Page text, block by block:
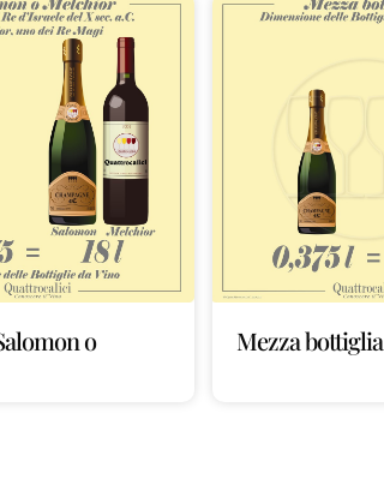
o
Mezza bottiglia